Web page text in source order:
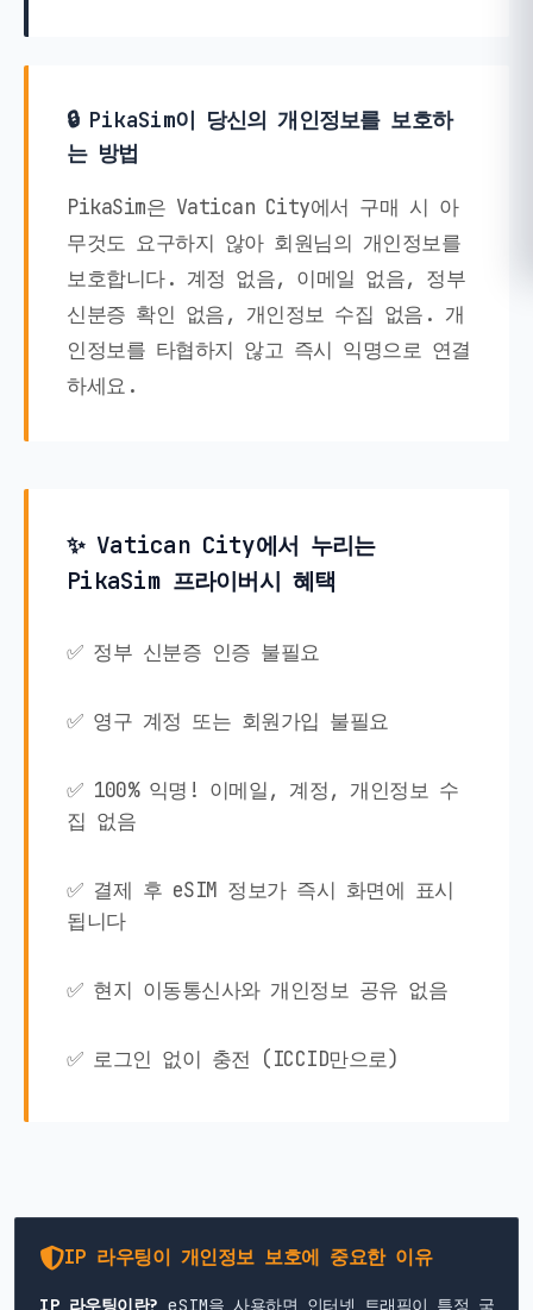
🔒 PikaSim이 당신의 개인정보를 보호하
는 방법
PikaSim은 Vatican City에서 구매 시 아
무것도 요구하지 않아 회원님의 개인정보를
보호합니다. 계정 없음, 이메일 없음, 정부
신분증 확인 없음, 개인정보 수집 없음. 개
인정보를 타협하지 않고 즉시 익명으로 연결
하세요.
✨ Vatican City에서 누리는
PikaSim 프라이버시 혜택
✅ 정부 신분증 인증 불필요
✅ 영구 계정 또는 회원가입 불필요
✅ 100% 익명! 이메일, 계정, 개인정보 수
집 없음
✅ 결제 후 eSIM 정보가 즉시 화면에 표시
됩니다
✅ 현지 이동통신사와 개인정보 공유 없음
✅ 로그인 없이 충전 (ICCID만으로)
IP 라우팅이 개인정보 보호에 중요한 이유
IP 라우팅이란? eSIM을 사용하면 인터넷 트래픽이 특정 국